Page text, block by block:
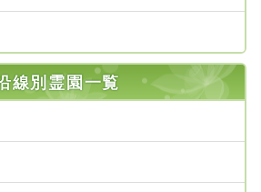
線別霊園一覧